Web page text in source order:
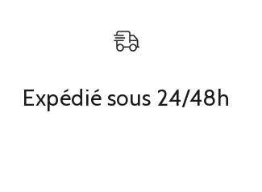
Expédié sous 24/48h